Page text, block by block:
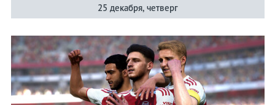
25 декабря, четверг